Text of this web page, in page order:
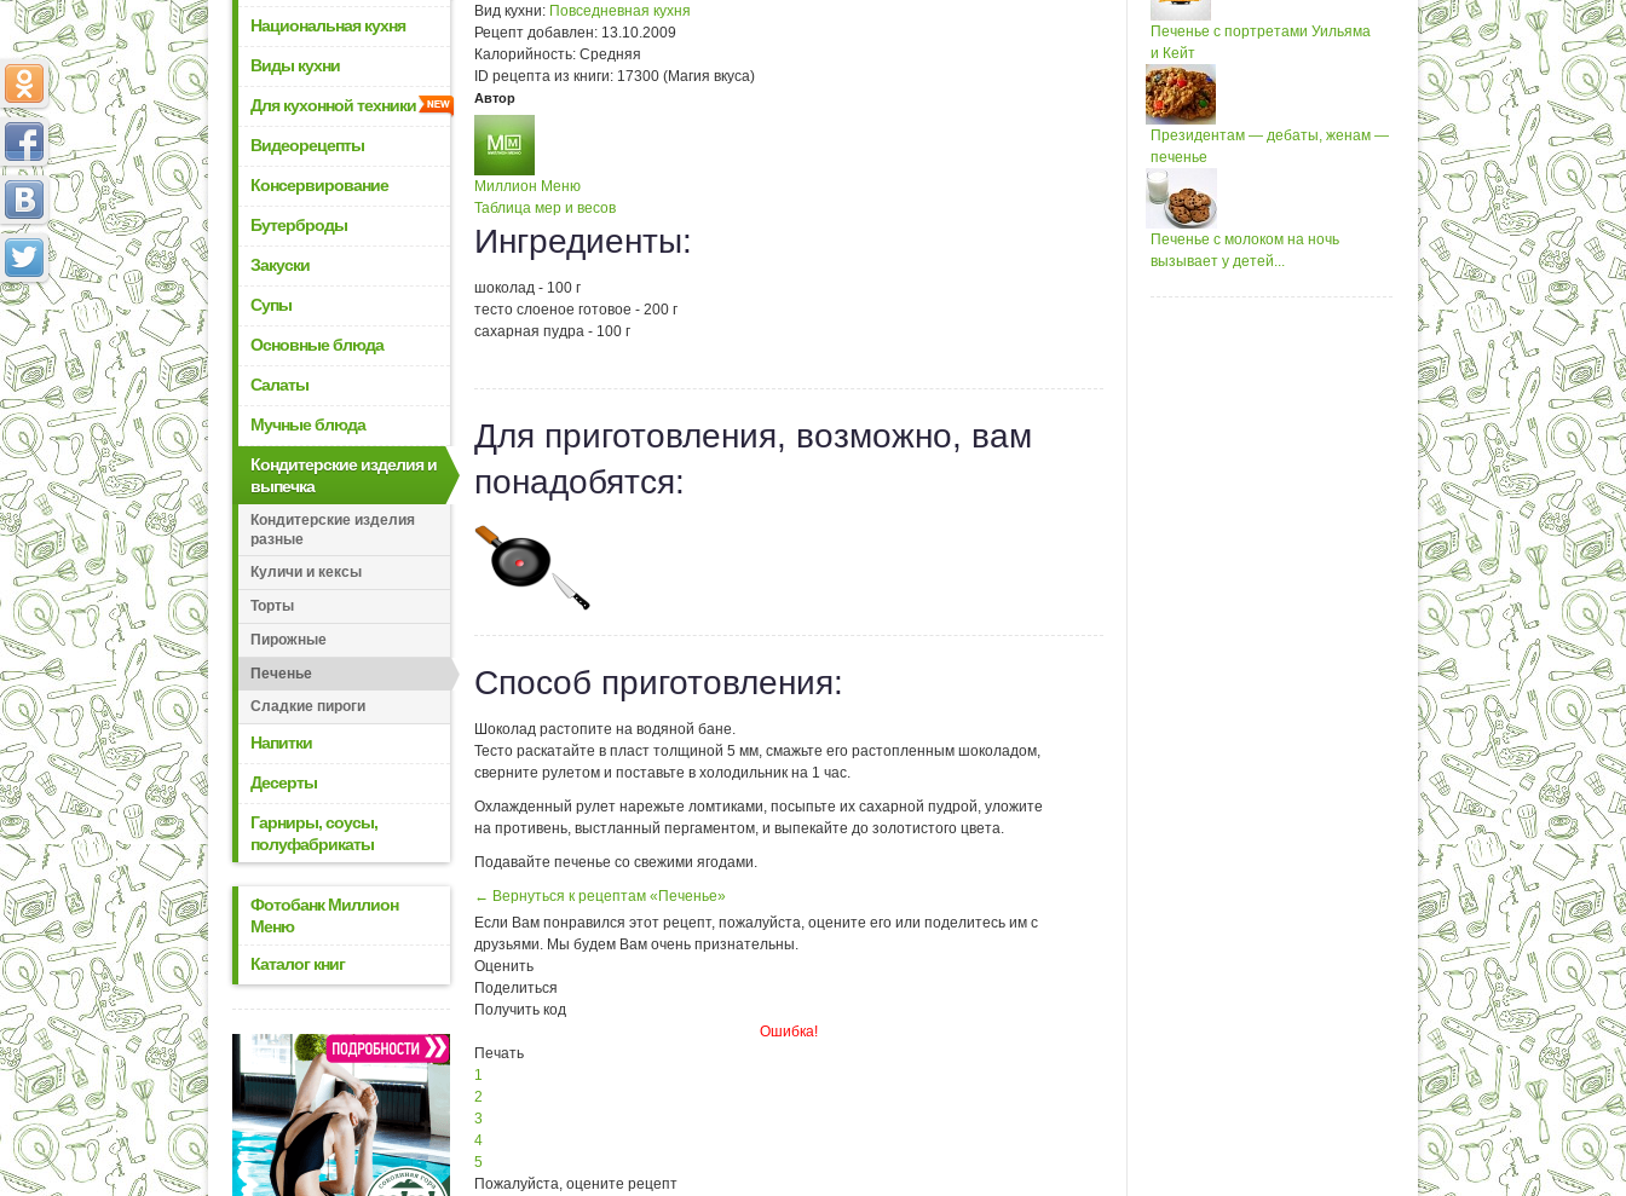
Национальная кухня
Виды кухни
Для кухонной техники
Видеорецепты
Консервирование
Бутерброды
Закуски
Супы
Основные блюда
Салаты
Мучные блюда
Кондитерские изделия и
выпечка
Кондитерские изделия
разные
Куличи и кексы
Торты
Пирожные
Печенье
Сладкие пироги
Напитки
Десерты
Гарниры, соусы,
полуфабрикаты
Фотобанк Миллион
Меню
Каталог книг
Вид кухни: Повседневная кухня
Рецепт добавлен: 13.10.2009
Калорийность: Средняя
ID рецепта из книги: 17300 (Магия вкуса)
Автор
Миллион Меню
Таблица мер и весов
Ингредиенты:
шоколад - 100 г
тесто слоеное готовое - 200 г
сахарная пудра - 100 г
Для приготовления, возможно, вам
понадобятся:
Способ приготовления:
Шоколад растопите на водяной бане.
Тесто раскатайте в пласт толщиной 5 мм, смажьте его растопленным шоколадом,
сверните рулетом и поставьте в холодильник на 1 час.
Охлажденный рулет нарежьте ломтиками, посыпьте их сахарной пудрой, уложите
на противень, выстланный пергаментом, и выпекайте до золотистого цвета.
Подавайте печенье со свежими ягодами.
← Вернуться к рецептам «Печенье»
Если Вам понравился этот рецепт, пожалуйста, оцените его или поделитесь им с
друзьями. Мы будем Вам очень признательны.
Оценить
Поделиться
Получить код
Ошибка!
Печать
1
2
3
4
5
Пожалуйста, оцените рецепт
Печенье с портретами Уильяма
и Кейт
Президентам — дебаты, женам —
печенье
Печенье с молоком на ночь
вызывает у детей...